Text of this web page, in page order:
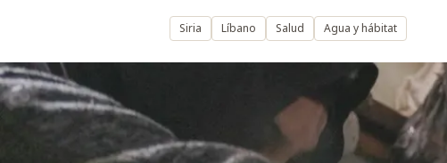
Siria Líbano Salud Agua y hábitat